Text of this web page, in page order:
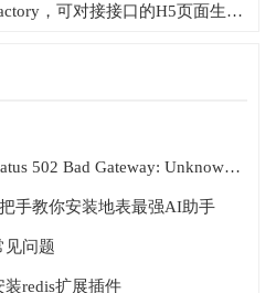
，可对接接口的H5页面生成系统
codex提示：Unexpected status 502 Bad Gateway: Unknown error, url: http://127.0.0.1:15721/v1/responses
手教你安装地表最强AI助手
见问题
装redis扩展插件